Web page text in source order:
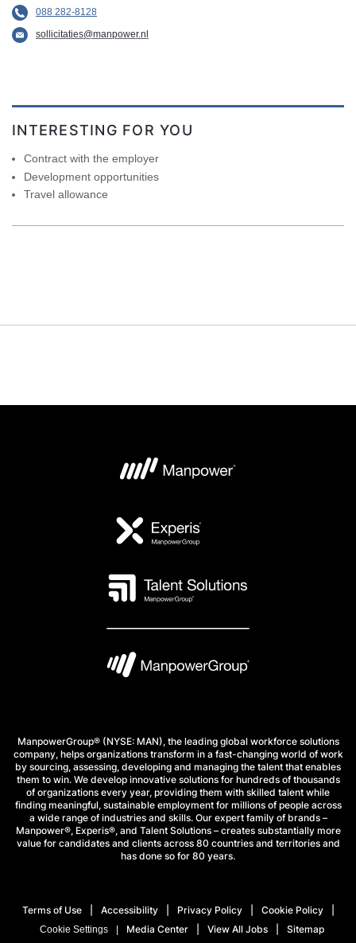
088 282-8128
sollicitaties@manpower.nl
INTERESTING FOR YOU
Contract with the employer
Development opportunities
Travel allowance
ManpowerGroup® (NYSE: MAN), the leading global workforce solutions
company, helps organizations transform in a fast-changing world of work
by sourcing, assessing, developing and managing the talent that enables
them to win. We develop innovative solutions for hundreds of thousands
of organizations every year, providing them with skilled talent while
finding meaningful, sustainable employment for millions of people across
a wide range of industries and skills. Our expert family of brands –
Manpower®, Experis®, and Talent Solutions – creates substantially more
value for candidates and clients across 80 countries and territories and
has done so for 80 years.
Terms of Use Accessibility Privacy Policy Cookie Policy
Cookie Settings Media Center View All Jobs Sitemap